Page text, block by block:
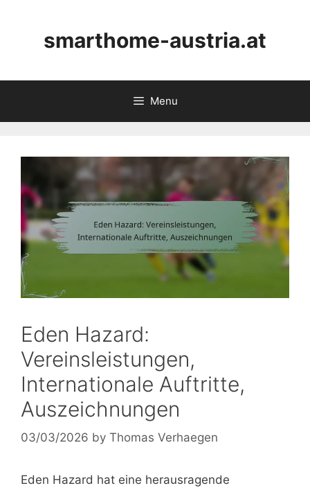
smarthome-austria.at
Menu
Eden Hazard:
Vereinsleistungen,
Internationale Auftritte,
Auszeichnungen
03/03/2026 by Thomas Verhaegen
Eden Hazard hat eine herausragende